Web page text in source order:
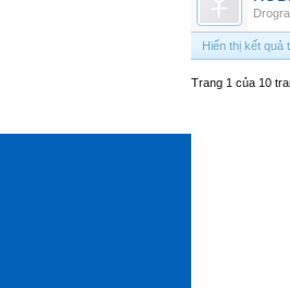
Hiển thị kết quả
Trang 1 của 10